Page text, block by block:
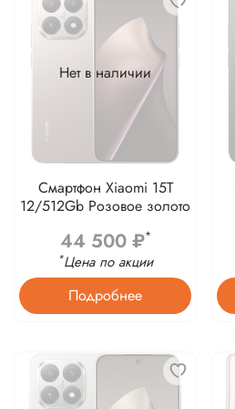
Нет в наличии
Смартфон Xiaomi 15T
12/512Gb Розовое золото
44 500 ₽*
*Цена по акции
Подробнее